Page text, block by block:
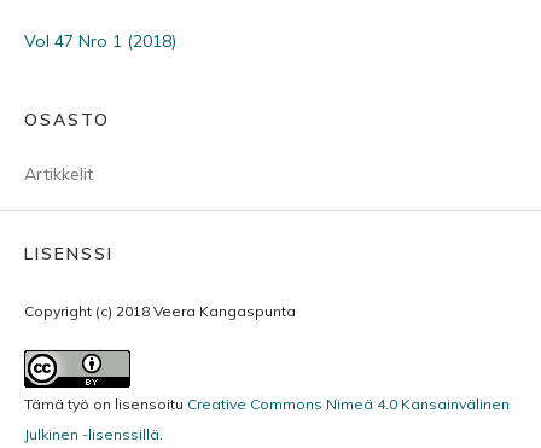
Vol 47 Nro 1 (2018)
OSASTO
Artikkelit
LISENSSI
Copyright (c) 2018 Veera Kangaspunta
Tämä työ on lisensoitu Creative Commons Nimeä 4.0 Kansainvälinen
Julkinen -lisenssillä.